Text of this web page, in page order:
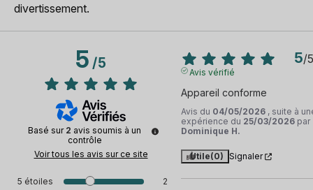
divertissement.
5/5
Basé sur 2 avis soumis à un
contrôle
Voir tous les avis sur ce site
5 étoiles
2
5/5
Avis vérifié
Appareil conforme
Avis du 04/05/2026 , suite à
expérience du 25/03/2026 par
Dominique H.
Utile(0) Signaler